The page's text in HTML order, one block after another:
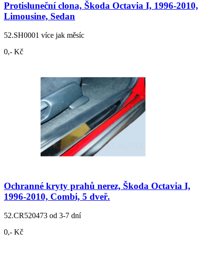
Protisluneční clona, Škoda Octavia I, 1996-2010,
Limousine, Sedan
52.SH0001 více jak měsíc
0,- Kč
Ochranné kryty prahů nerez, Škoda Octavia I,
1996-2010, Combi, 5 dveř.
52.CR520473 od 3-7 dní
0,- Kč